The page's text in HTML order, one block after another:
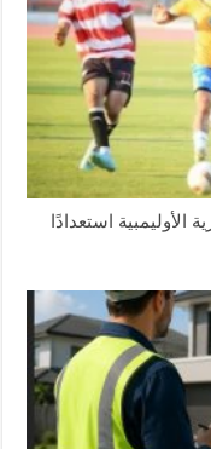
الأوليمبية استعدادًا